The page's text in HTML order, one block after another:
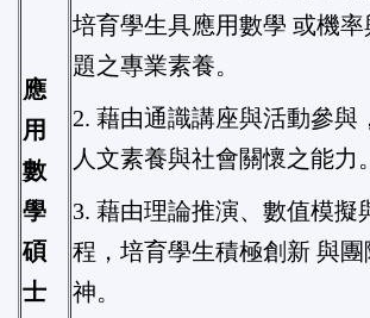
應
用
數
學
碩
士
培育學生具應用數學 或機
題之專業素養。
2. 藉由通識講座與活動參與
人文素養與社會關懷之能力。
3. 藉由理論推演、數值模擬
程，培育學生積極創新 與
神。